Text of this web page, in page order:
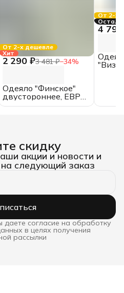
От 2-х дешевле
Хит
2 290 ₽3 481 ₽−34%
Одеяло "Финское"
двустороннее, ЕВРО,
всесезонное, хлопок
От 2-х
4
скидку
акции и новости и
на следующий заказ
согласие на обработку
в целях получения
рассылки